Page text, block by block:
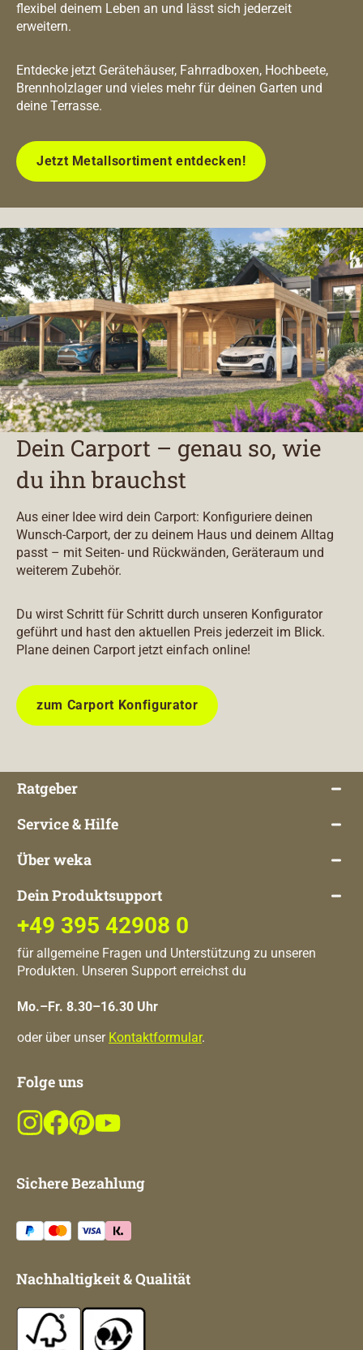
flexibel deinem Leben an und lässt sich jederzeit
erweitern.
Entdecke jetzt Gerätehäuser, Fahrradboxen, Hochbeete,
Brennholzlager und vieles mehr für deinen Garten und
deine Terrasse.
Jetzt Metallsortiment entdecken!
Dein Carport – genau so, wie
du ihn brauchst
Aus einer Idee wird dein Carport: Konfiguriere deinen
Wunsch-Carport, der zu deinem Haus und deinem Alltag
passt – mit Seiten- und Rückwänden, Geräteraum und
weiterem Zubehör.
Du wirst Schritt für Schritt durch unseren Konfigurator
geführt und hast den aktuellen Preis jederzeit im Blick.
Plane deinen Carport jetzt einfach online!
zum Carport Konfigurator
Ratgeber
Service & Hilfe
Über weka
Dein Produktsupport
+49 395 42908 0
für allgemeine Fragen und Unterstützung zu unseren
Produkten. Unseren Support erreichst du
Mo.–Fr. 8.30–16.30 Uhr
oder über unser Kontaktformular.
Folge uns
Sichere Bezahlung
Nachhaltigkeit & Qualität